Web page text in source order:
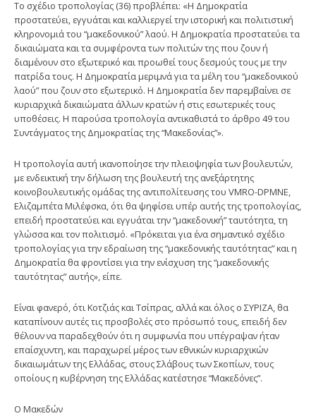
Το σχέδιο τροπολογίας (36) προβλέπει: «Η Δημοκρατία
προστατεύει, εγγυάται και καλλιεργεί την ιστορική και πολιτιστική
κληρονομιά του “μακεδονικού” λαού. Η Δημοκρατία προστατεύει τα
δικαιώματα και τα συμφέροντα των πολιτών της που ζουν ή
διαμένουν στο εξωτερικό και προωθεί τους δεσμούς τους με την
πατρίδα τους. Η Δημοκρατία μεριμνά για τα μέλη του “μακεδονικού
λαού” που ζουν στο εξωτερικό. Η Δημοκρατία δεν παρεμβαίνει σε
κυριαρχικά δικαιώματα άλλων κρατών ή στις εσωτερικές τους
υποθέσεις. Η παρούσα τροπολογία αντικαθιστά το άρθρο 49 του
Συντάγματος της Δημοκρατίας της “Μακεδονίας”».
Η τροπολογία αυτή ικανοποίησε την πλειοψηφία των βουλευτών,
με ενδεικτική την δήλωση της βουλευτή της ανεξάρτητης
κοινοβουλευτικής ομάδας της αντιπολίτευσης του VMRO-DPMNE,
Ελιζαμπέτα Μιλέφσκα, ότι θα ψηφίσει υπέρ αυτής της τροπολογίας,
επειδή προστατεύει και εγγυάται την “μακεδονική” ταυτότητα, τη
γλώσσα και τον πολιτισμό. «Πρόκειται για ένα σημαντικό σχέδιο
τροπολογίας για την εδραίωση της “μακεδονικής ταυτότητας” και η
Δημοκρατία θα φροντίσει για την ενίσχυση της “μακεδονικής
ταυτότητας” αυτής», είπε.
Είναι φανερό, ότι Κοτζιάς και Τσίπρας, αλλά και όλος ο ΣΥΡΙΖΑ, θα
καταπίνουν αυτές τις προσβολές στο πρόσωπό τους, επειδή δεν
θέλουν να παραδεχθούν ότι η συμφωνία που υπέγραψαν ήταν
επαίσχυντη, και παραχωρεί μέρος των εθνικών κυριαρχικών
δικαιωμάτων της Ελλάδας, στους Σλάβους των Σκοπίων, τους
οποίους η κυβέρνηση της Ελλάδας κατέστησε “Μακεδόνες”.
Ο Μακεδών